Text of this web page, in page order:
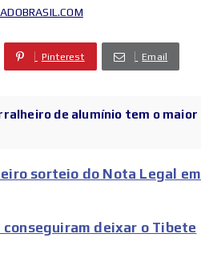
Pinterest Email
de alumínio tem o maior
sorteio do Nota Legal em
deixar o Tibete